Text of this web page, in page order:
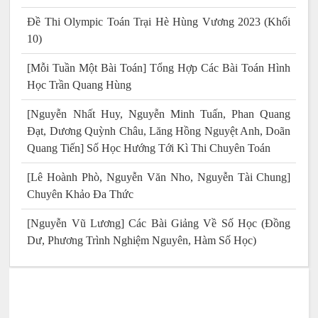
Đề Thi Olympic Toán Trại Hè Hùng Vương 2023 (Khối
10)
[Mỗi Tuần Một Bài Toán] Tổng Hợp Các Bài Toán Hình
Học Trần Quang Hùng
[Nguyễn Nhất Huy, Nguyễn Minh Tuấn, Phan Quang
Đạt, Dương Quỳnh Châu, Lăng Hồng Nguyệt Anh, Doãn
Quang Tiến] Số Học Hướng Tới Kì Thi Chuyên Toán
[Lê Hoành Phò, Nguyễn Văn Nho, Nguyễn Tài Chung]
Chuyên Khảo Đa Thức
[Nguyễn Vũ Lương] Các Bài Giảng Về Số Học (Đồng
Dư, Phương Trình Nghiệm Nguyên, Hàm Số Học)